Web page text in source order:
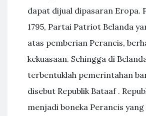
dapat dijual dipasaran Eropa.
1795, Partai Patriot Belanda
atas pemberian Perancis,
kekuasaan. Sehingga di
terbentuklah pemerintahan
disebut Republik Bataaf .
menjadi boneka Perancis